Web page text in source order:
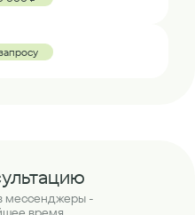
мессенджеры -